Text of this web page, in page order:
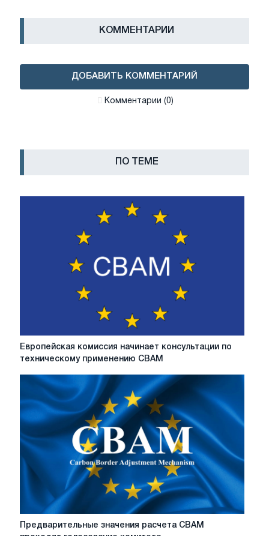
КОММЕНТАРИИ
ДОБАВИТЬ КОММЕНТАРИЙ
Комментарии (0)
ПО ТЕМЕ
Европейская
комиссия
консультации
техническому
применению
Европейская комиссия начинает консультации по
техническому применению CBAM
Предварительные
значения
Предварительные значения расчета CBAM